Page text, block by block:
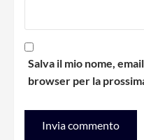
Salva il mio nome,
browser per la